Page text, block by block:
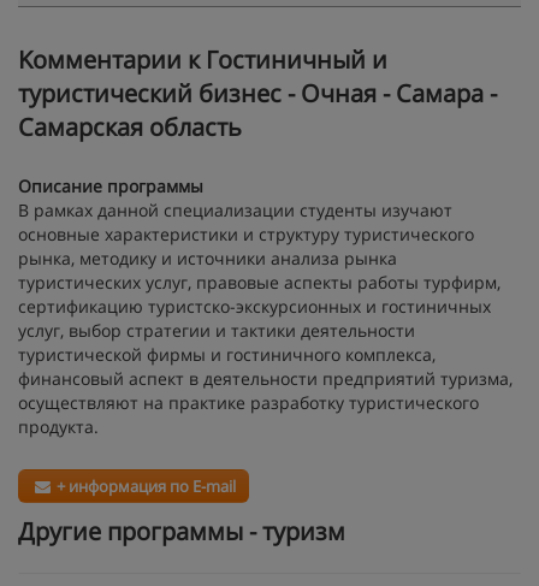
Kомментарии к Гостиничный и
туристический бизнес - Очная - Самара -
Самарская область
Описание программы
В рамках данной специализации студенты изучают
основные характеристики и структуру туристического
рынка, методику и источники анализа рынка
туристических услуг, правовые аспекты работы турфирм,
сертификацию туристско-экскурсионных и гостиничных
услуг, выбор стратегии и тактики деятельности
туристической фирмы и гостиничного комплекса,
финансовый аспект в деятельности предприятий туризма,
осуществляют на практике разработку туристического
продукта.
+ информация по E-mail
Другие программы - туризм